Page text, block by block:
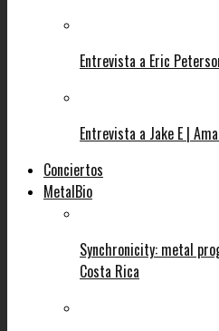
Entrevista a Eric
Entrevista a Jake E |
Conciertos
MetalBio
Synchronicity: metal
Costa Rica